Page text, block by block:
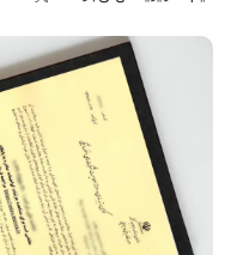
ارسال
توسط